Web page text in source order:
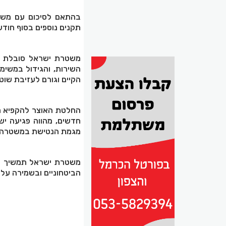
תקנים נוספים בסוף
משטרת ישראל
השירות, והגידול
הקיים וגורם לעזיבת
החלטת האוצר להקפיא
חדשים, מהווה פגיעה
מגמת הנטישת במשטרה,
משטרת ישראל תמשיך
הביטחוניים ובשמירה